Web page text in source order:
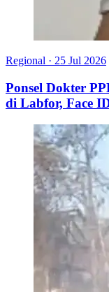
Regional · 25 Jul 2026
Ponsel Dokter
di Labfor, Face